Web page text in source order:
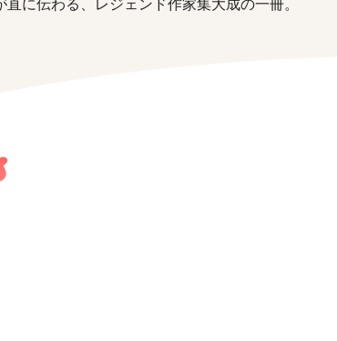
に伝わる、レジェンド作家集大成の一冊。